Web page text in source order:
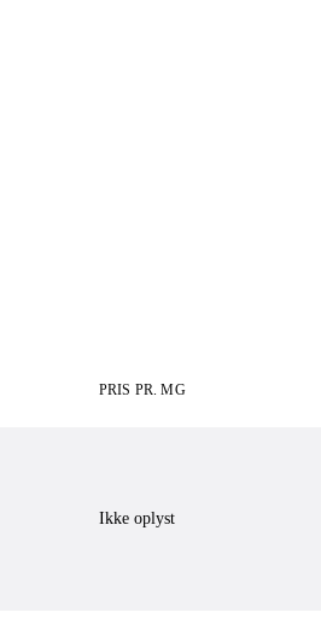
PRIS PR. MG
Ikke oplyst